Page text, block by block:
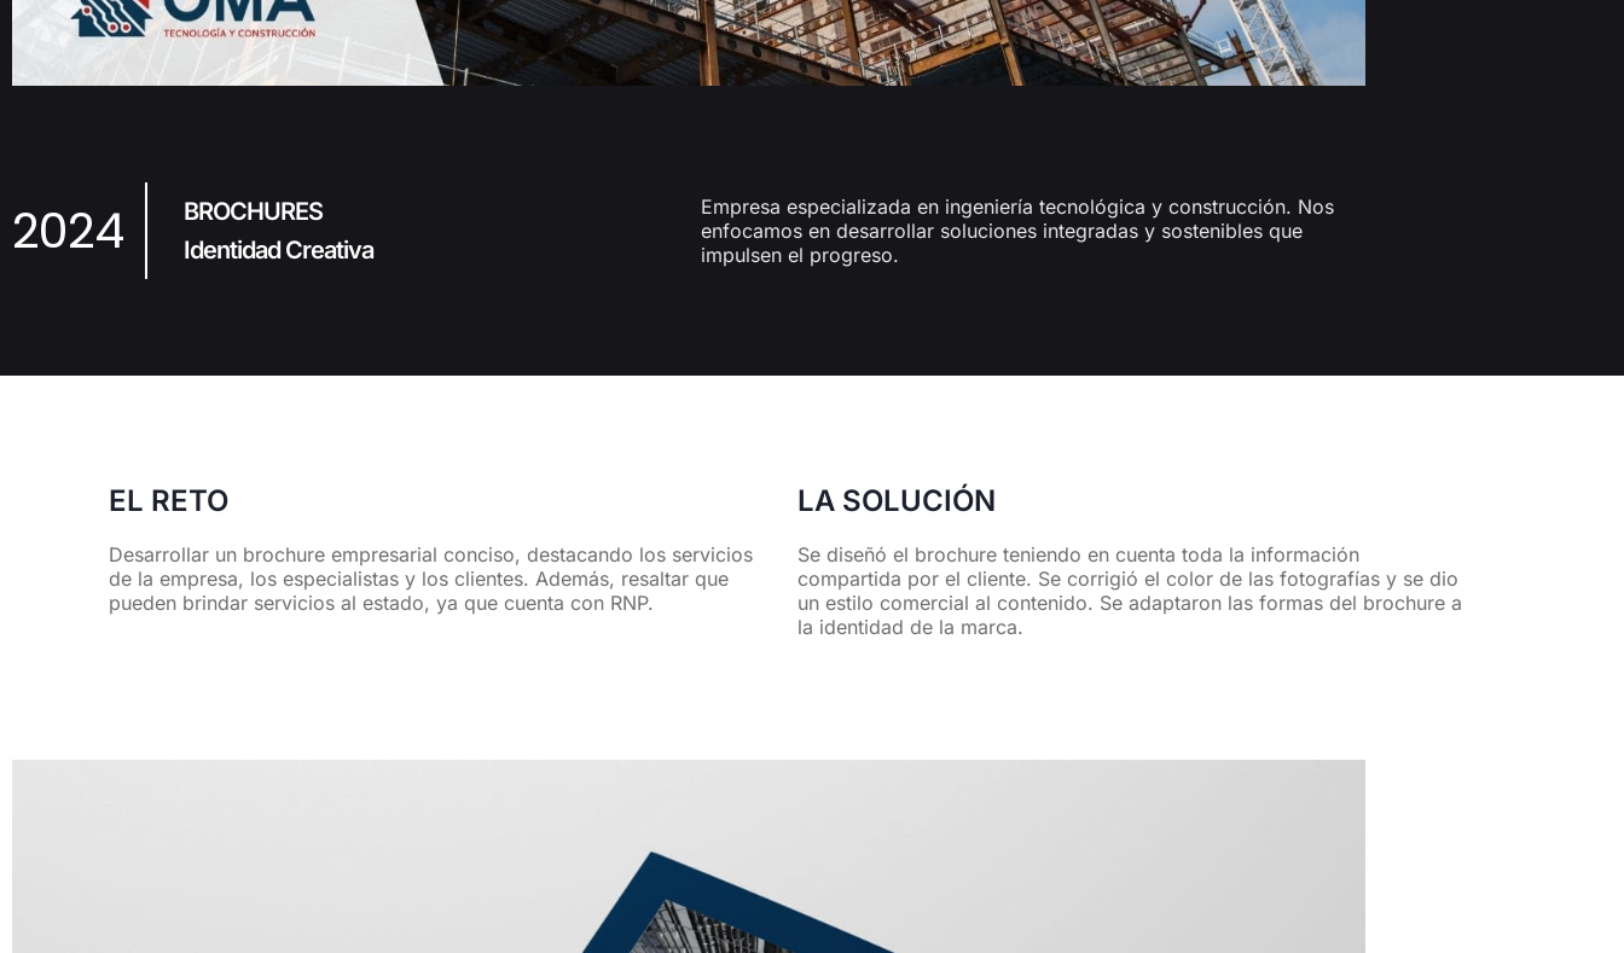
2024
BROCHURES
Identidad Creativa
Empresa especializada en ingeniería tecnológica y construcción. Nos
enfocamos en desarrollar soluciones integradas y sostenibles que
impulsen el progreso.
EL RETO
Desarrollar un brochure empresarial conciso, destacando los servicios
de la empresa, los especialistas y los clientes. Además, resaltar que
pueden brindar servicios al estado, ya que cuenta con RNP.
LA SOLUCIÓN
Se diseñó el brochure teniendo en cuenta toda la información
compartida por el cliente. Se corrigió el color de las fotografías y se dio
un estilo comercial al contenido. Se adaptaron las formas del brochure a
la identidad de la marca.